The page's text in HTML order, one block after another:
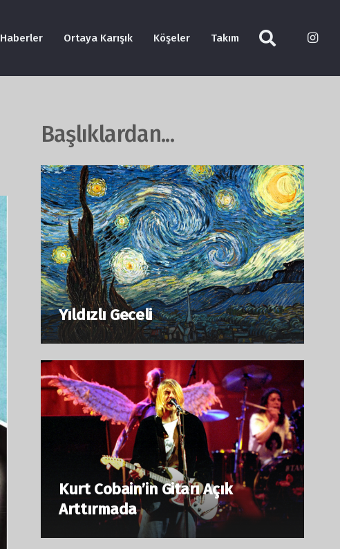
Haberler Ortaya Karışık Köşeler Takım
Başlıklardan...
Yıldızlı Geceli
Kurt Cobain’in Gitarı Açık
Arttırmada